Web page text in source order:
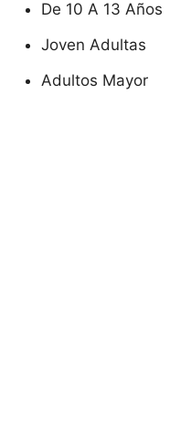
De 10 A 13 Años
Joven Adultas
Adultos Mayor